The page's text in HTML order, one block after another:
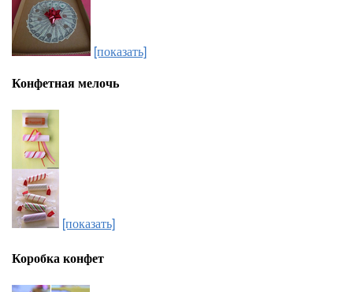
[показать]
Конфетная мелочь
[показать]
Коробка конфет